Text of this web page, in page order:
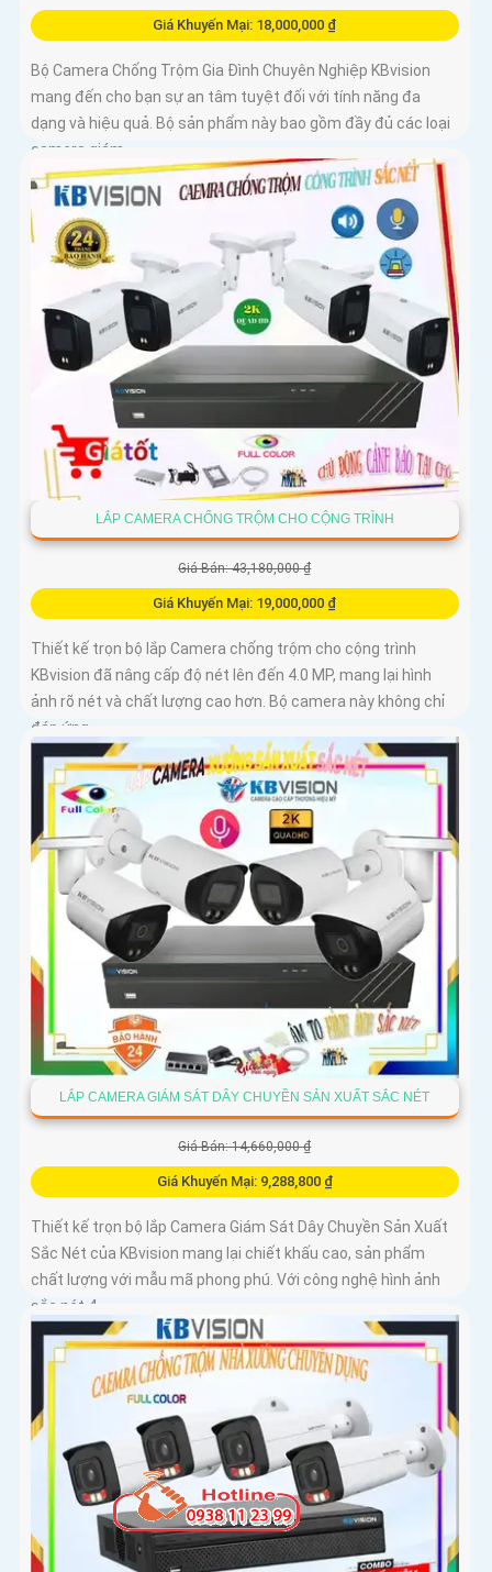
Giá Khuyến Mại: 18,000,000 ₫
Bộ Camera Chống Trộm Gia Đình Chuyên Nghiệp KBvision
mang đến cho bạn sự an tâm tuyệt đối với tính năng đa
dạng và hiệu quả. Bộ sản phẩm này bao gồm đầy đủ các loại
camera giám...
LẮP CAMERA CHỐNG TRỘM CHO CỘNG TRÌNH
Giá Bán: 43,180,000 ₫
Giá Khuyến Mại: 19,000,000 ₫
Thiết kế trọn bộ lắp Camera chống trộm cho cộng trình
KBvision đã nâng cấp độ nét lên đến 4.0 MP, mang lại hình
ảnh rõ nét và chất lượng cao hơn. Bộ camera này không chỉ
đáp ứng...
LẮP CAMERA GIÁM SÁT DÂY CHUYỀN SẢN XUẤT SẮC NÉT
Giá Bán: 14,660,000 ₫
Giá Khuyến Mại: 9,288,800 ₫
Thiết kế trọn bộ lắp Camera Giám Sát Dây Chuyền Sản Xuất
Sắc Nét của KBvision mang lại chiết khấu cao, sản phẩm
chất lượng với mẫu mã phong phú. Với công nghệ hình ảnh
sắc nét 4